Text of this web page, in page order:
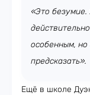
«Это безумие.
особенным, но
предсказать».
Ещё в школе